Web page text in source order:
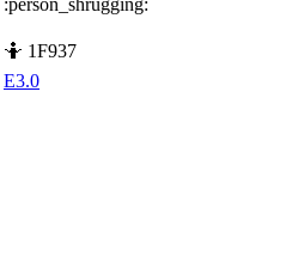
:person_shrugging:
🤷 1F937
E3.0